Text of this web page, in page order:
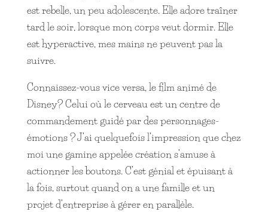
est rebelle, un peu adolescente. Elle adore traîner
tard le soir, lorsque mon corps veut dormir. Elle
est hyperactive, mes mains ne peuvent pas la
suivre.
Connaissez-vous vice versa, le film animé de
Disney? Celui où le cerveau est un centre de
commandement guidé par des personnages-
émotions ? J’ai quelquefois l’impression que chez
moi une gamine appelée création s’amuse à
actionner les boutons. C’est génial et épuisant à
la fois, surtout quand on a une famille et un
projet d’entreprise à gérer en parallèle.